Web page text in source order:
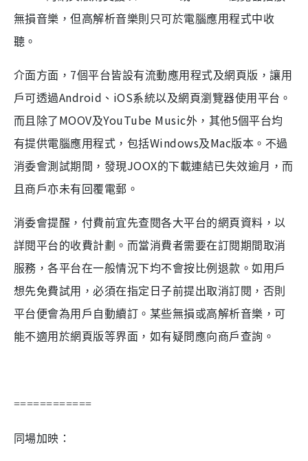
無損音樂，但高解析音樂則只可於電腦應用程式中收
聽。
介面方面， 7個平台皆設有流動應用程式及網頁版，讓用
戶可透過Android 、 iOS系統以及網頁瀏覽器使用平台。
而且除了MOOV及YouTube Music外，其他5個平台均
有提供電腦應用程式，包括Windows及Mac版本。不過
消委會測試期間，發現JOOX的下載連結已失效逾月，而
且商戶亦未有回覆電郵。
消委會提醒，付費前宜先查閱各大平台的網頁資料，以
詳閱平台的收費計劃。而當消費者需要在訂閱期間取消
服務，各平台在一般情況下均不會按比例退款。如用戶
想先免費試用，必須在指定日子前提出取消訂閱，否則
平台便會為用戶自動續訂。某些無損或高解析音樂，可
能不適用於網頁版等界面，如有疑問應向商戶查詢。
============
同場加映：